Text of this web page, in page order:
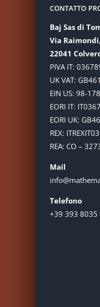
CONTATTO
Baj Sas di
Via
22041
PIVA IT:
UK VAT:
EIN US: 98-
EORI IT:
EORI UK:
REX:
REA: CO –
Mail
Telefono
+39 393 8035